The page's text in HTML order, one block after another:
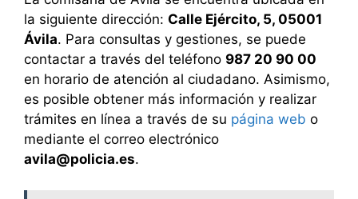
la siguiente dirección: Calle Ejército, 5, 05001
Ávila. Para consultas y gestiones, se puede
contactar a través del teléfono 987 20 90 00
en horario de atención al ciudadano. Asimismo,
es posible obtener más información y realizar
trámites en línea a través de su página web o
mediante el correo electrónico
avila@policia.es.